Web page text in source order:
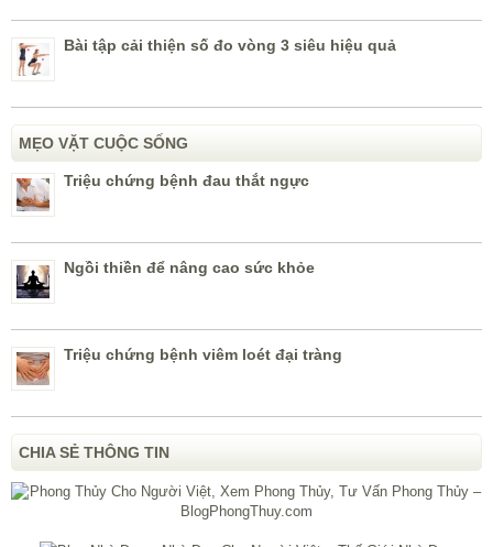
Bài tập cải thiện số đo vòng 3 siêu hiệu quả
MẸO VẶT CUỘC SỐNG
Triệu chứng bệnh đau thắt ngực
Ngồi thiền để nâng cao sức khỏe
Triệu chứng bệnh viêm loét đại tràng
CHIA SẺ THÔNG TIN